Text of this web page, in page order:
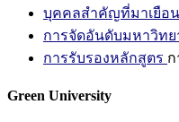
บุคคลสำคัญที่มาเยือน
การจัดอันดับมหาวิทย
การรับรองหลักสูตร
Green University